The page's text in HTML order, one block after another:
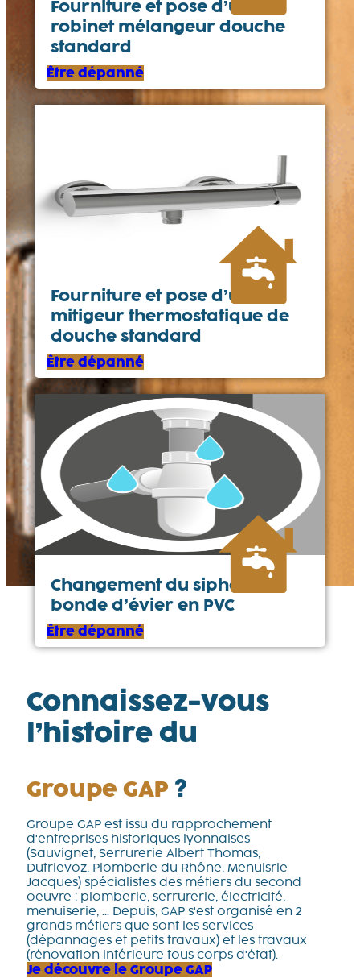
Fourniture et pose d’un
robinet mélangeur douche
standard
Être dépanné
Fourniture et pose d’un
mitigeur thermostatique de
douche standard
Être dépanné
Changement du siphon ou
bonde d’évier en PVC
Être dépanné
Connaissez-vous
l’histoire du
Groupe GAP ?
Groupe GAP est issu du rapprochement
d'entreprises historiques lyonnaises
(Sauvignet, Serrurerie Albert Thomas,
Dutrievoz, Plomberie du Rhône, Menuisrie
Jacques) spécialistes des métiers du second
oeuvre : plomberie, serrurerie, électricité,
menuiserie, ... Depuis, GAP s'est organisé en 2
grands métiers que sont les services
(dépannages et petits travaux) et les travaux
(rénovation intérieure tous corps d'état).
Je découvre le Groupe GAP